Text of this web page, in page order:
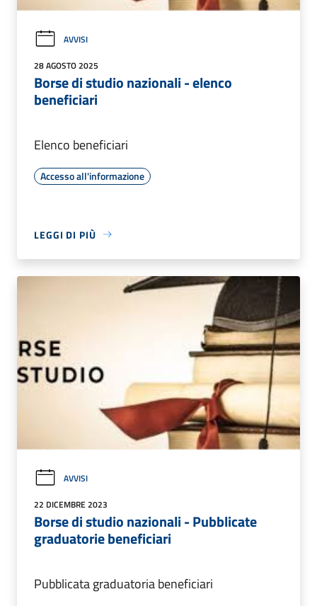
AVVISI
28 AGOSTO 2025
Borse di studio nazionali - elenco
beneficiari
Elenco beneficiari
Accesso all'informazione
LEGGI DI PIÙ
AVVISI
22 DICEMBRE 2023
Borse di studio nazionali - Pubblicate
graduatorie beneficiari
Pubblicata graduatoria beneficiari